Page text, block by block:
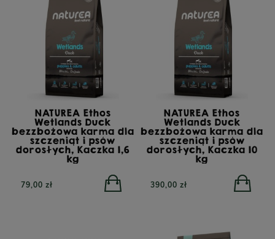
NATUREA Ethos
Wetlands Duck
bezzbożowa karma dla
szczeniąt i psów
dorosłych, Kaczka 1,6
kg
79,00 zł
NATUREA Ethos
Wetlands Duck
bezzbożowa karma dla
szczeniąt i psów
dorosłych, Kaczka 10
kg
390,00 zł